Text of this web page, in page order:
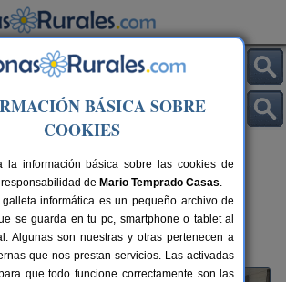
de Cazalla (Sevilla)
70 km de Sevilla
BÁSICA SOBRE
COOKIES
la información básica sobre las cookies de
de Mario Temprado Casas.
informática es un pequeño archivo de
se guarda en tu pc, smartphone o tablet al
Algunas son nuestras y otras pertenecen a
que nos prestan servicios. Las activadas
que todo funcione correctamente son las